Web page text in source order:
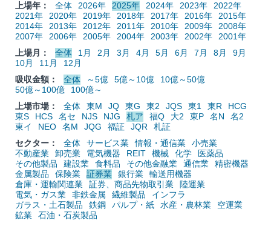
上場年：
全体 2026年 2025年 2024年 2023年
2022年
2021年
2020年 2019年 2018年 2017年 2016年
2015年
2014年
2013年 2012年 2011年 2010年 2009年
2008年
2007年
2006年 2005年 2004年 2003年 2002年
2001年
上場月：
全体 1月 2月 3月 4月 5月 6月 7月 8月
9月
10月
11月
12月
吸収金額：
全体 ～5億 5億～10億
10億～50億
50億～100億
100億～
上場市場：
全体 東M JQ 東G 東2 JQS 東1 東R
HCG
東S
HCS 名セ NJS NJG 札ア 福Q 大2 東P 名N
名2
東イ
NEO 名M JQG 福証 JQR
札証
セクター：
全体 サービス業 情報・通信業
小売業
不動産業
卸売業 電気機器 REIT 機械 化学
医薬品
その他製品
建設業 食料品 その他金融業 通信業
精密機器
金属製品
保険業 証券業 銀行業
輸送用機器
倉庫・運輸関連業
証券、商品先物取引業
陸運業
電気・ガス業
非鉄金属 繊維製品
インフラ
ガラス・土石製品
鉄鋼 パルプ・紙 水産・農林業
空運業
鉱業
石油・石炭製品